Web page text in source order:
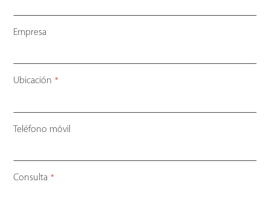
Empresa
Ubicación *
Teléfono móvil
Consulta *